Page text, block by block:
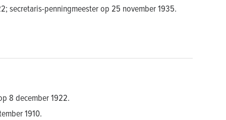
secretaris-penningmeester op 25 november 1935.
8 december 1922.
1910.